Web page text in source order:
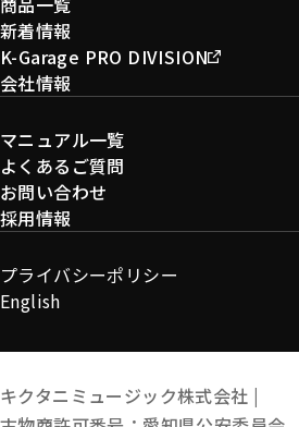
新着情報
K-Garage PRO DIVISION
会社情報
マニュアル一覧
よくあるご質問
お問い合わせ
採用情報
プライバシーポリシー
English
キクタニミュージック株式会社 |